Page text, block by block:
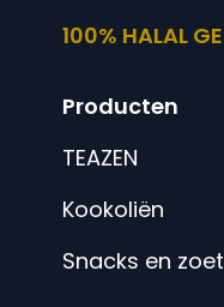
100% HALAL
Producten
TEAZEN
Kookoliën
Snacks en